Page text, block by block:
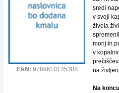
EAN: 9789610135388
sredi
v svoji
živela
morij in
v
na
Na